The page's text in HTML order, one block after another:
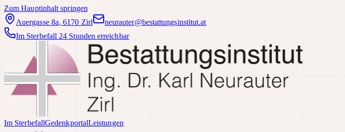
Zum Hauptinhalt springen
Auergasse 8a, 6170 Zirl
neurauter@bestattungsinstitut.at
Im Sterbefall 24 Stunden erreichbar
Im SterbefallGedenkportalLeistungen